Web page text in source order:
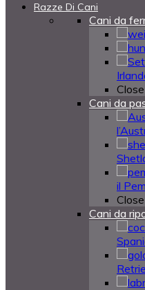
Razze Di Cani
Cani da
Close
Cani da
il
Close
Cani da